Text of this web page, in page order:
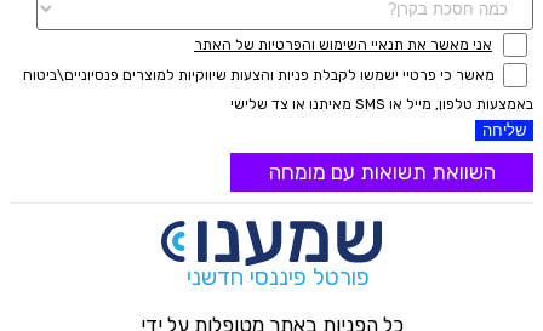
אני מאשר את תנאיי השימוש והפרטיות של האתר
מאשר כי פרטיי ישמשו לקבלת פניות והצעות שיווקיות למוצרים פנסיוניים\ביטוח
באמצעות טלפון, מייל או SMS מאיתנו או צד שלישי
שליחה
השוואת תשואות עם מומחה
פורטל פיננסי חדשני
כל הפניות באתר מטופלות על ידי